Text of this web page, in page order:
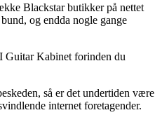
Blackstar butikker på nettet
og endda nogle gange
Guitar Kabinet forinden du
så er det undertiden være
internet foretagender.